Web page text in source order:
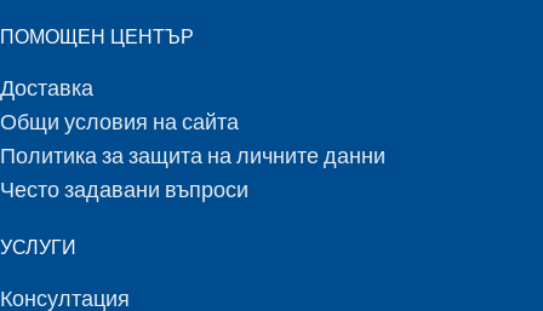
ПОМОЩЕН ЦЕНТЪР
Доставка
Общи условия на сайта
Политика за защита на личните данни
Често задавани въпроси
УСЛУГИ
Консултация